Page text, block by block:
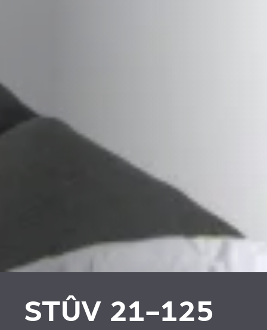
STÛV 21-125
RIVESTIMENTI E
ACCESSORI PER STÛV
21
ACCESSOIRES VOOR